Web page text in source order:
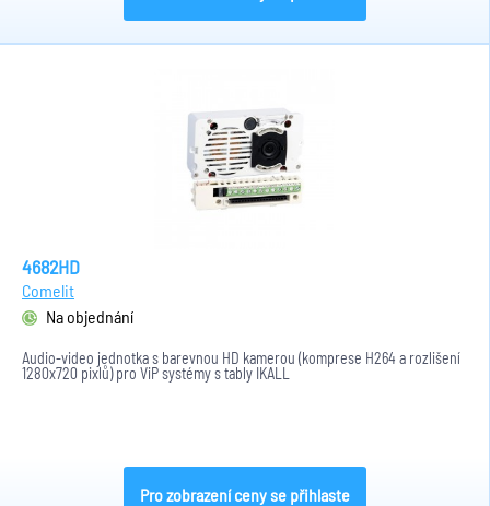
4682HD
Comelit
Na objednání
Audio-video jednotka s barevnou HD kamerou (komprese H264 a rozlišení
1280x720 pixlů) pro ViP systémy s tably IKALL
Pro zobrazení ceny se přihlaste